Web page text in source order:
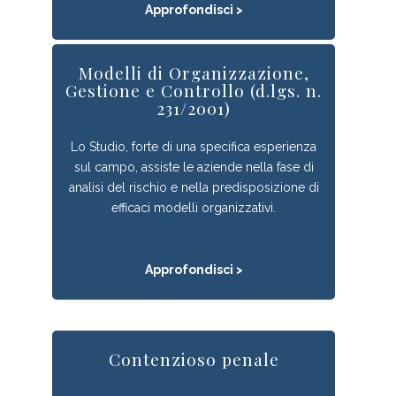
Approfondisci >
Modelli di Organizzazione,
Gestione e Controllo (d.lgs. n.
231/2001)
Lo Studio, forte di una specifica esperienza
sul campo, assiste le aziende nella fase di
analisi del rischio e nella predisposizione di
efficaci modelli organizzativi.
Approfondisci >
Contenzioso penale